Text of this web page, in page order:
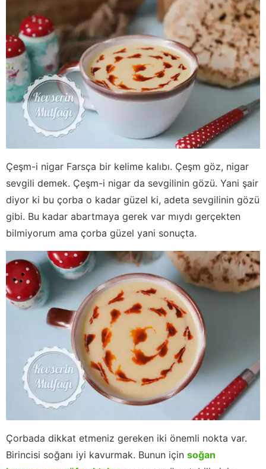
Çeşm-i nigar Farsça bir kelime kalıbı. Çeşm göz, nigar
sevgili demek. Çeşm-i nigar da sevgilinin gözü. Yani şair
diyor ki bu çorba o kadar güzel ki, adeta sevgilinin gözü
gibi. Bu kadar abartmaya gerek var mıydı gerçekten
bilmiyorum ama çorba güzel yani sonuçta.
Çorbada dikkat etmeniz gereken iki önemli nokta var.
Birincisi soğanı iyi kavurmak. Bunun için soğan